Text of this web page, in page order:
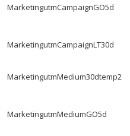
MarketingutmCampaignGO5d
MarketingutmCampaignLT30d
MarketingutmMedium30dtemp2
MarketingutmMediumGO5d